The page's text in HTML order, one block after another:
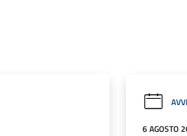
6 AGOSTO